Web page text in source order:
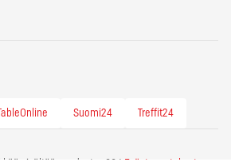
TableOnline Suomi24 Treffit24